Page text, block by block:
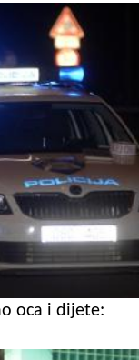
oca i dijete: